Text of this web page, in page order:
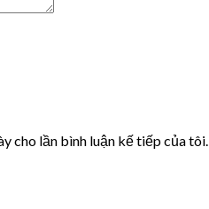
cho lần bình luận kế tiếp của tôi.